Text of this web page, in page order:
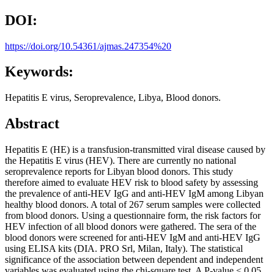
DOI:
https://doi.org/10.54361/ajmas.247354%20
Keywords:
Hepatitis E virus, Seroprevalence, Libya, Blood donors.
Abstract
Hepatitis E (HE) is a transfusion-transmitted viral disease caused by
the Hepatitis E virus (HEV). There are currently no national
seroprevalence reports for Libyan blood donors. This study
therefore aimed to evaluate HEV risk to blood safety by assessing
the prevalence of anti-HEV IgG and anti-HEV IgM among Libyan
healthy blood donors. A total of 267 serum samples were collected
from blood donors. Using a questionnaire form, the risk factors for
HEV infection of all blood donors were gathered. The sera of the
blood donors were screened for anti-HEV IgM and anti-HEV IgG
using ELISA kits (DIA. PRO Srl, Milan, Italy). The statistical
significance of the association between dependent and independent